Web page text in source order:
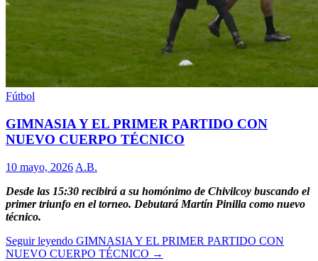
Fútbol
GIMNASIA Y EL PRIMER PARTIDO CON
NUEVO CUERPO TÉCNICO
10 mayo, 2026 A.B.
Desde las 15:30 recibirá a su homónimo de Chivilcoy buscando el
primer triunfo en el torneo. Debutará Martín Pinilla como nuevo
técnico.
Seguir leyendo GIMNASIA Y EL PRIMER PARTIDO CON
NUEVO CUERPO TÉCNICO →